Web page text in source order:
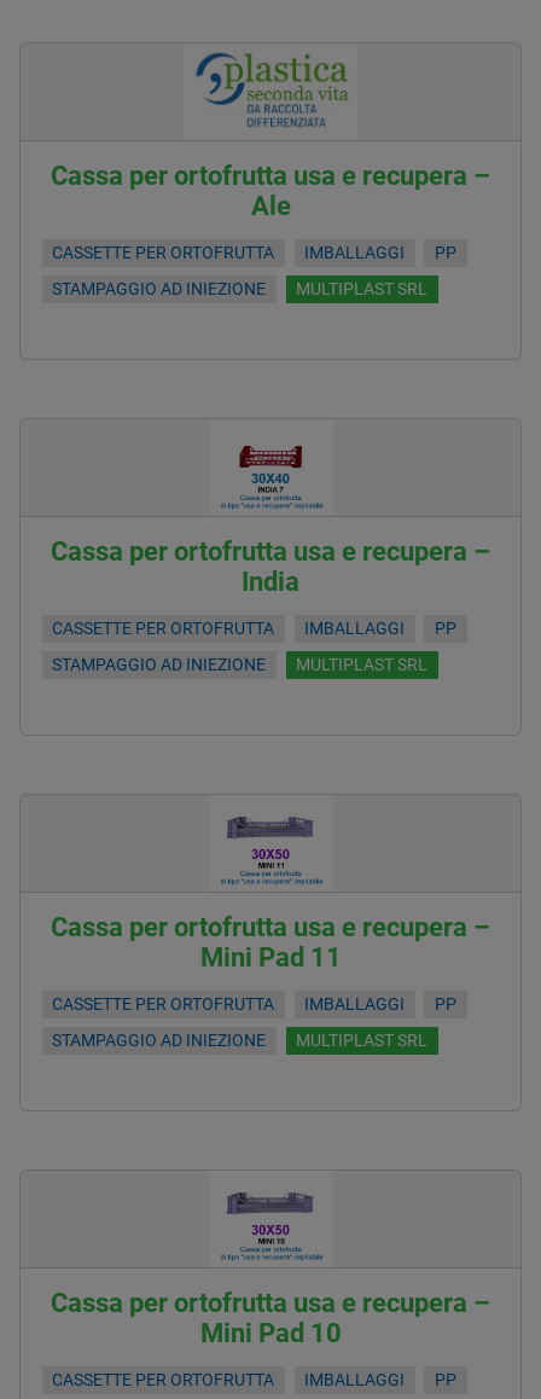
Cassa per ortofrutta usa e recupera –
Ale
CASSETTE PER ORTOFRUTTA IMBALLAGGI
PP
STAMPAGGIO AD INIEZIONE
MULTIPLAST SRL
Cassa per ortofrutta usa e recupera –
India
CASSETTE PER ORTOFRUTTA IMBALLAGGI
PP
STAMPAGGIO AD INIEZIONE
MULTIPLAST SRL
Cassa per ortofrutta usa e recupera –
Mini Pad 11
CASSETTE PER ORTOFRUTTA IMBALLAGGI
PP
STAMPAGGIO AD INIEZIONE
MULTIPLAST SRL
Cassa per ortofrutta usa e recupera –
Mini Pad 10
CASSETTE PER ORTOFRUTTA IMBALLAGGI
PP